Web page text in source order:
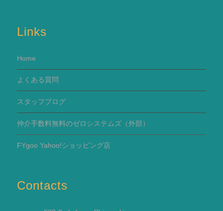
Links
Home
よくある質問
スタッフブログ
仲介手数料無料のゼロシステムズ（外部）
FYgoo Yahoo!ショッピング店
Contacts